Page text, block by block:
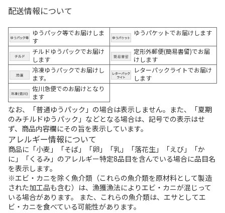
配送情報について
ゆうパック等でお届けしま
す
ゆうパケットでお届けします
チルドゆうパックでお届け
します
定形外郵便(簡易書留)でお届
けします
冷凍ゆうパックでお届けし
ます。
レターパックライトでお届け
します
佐川急便でのお届けとなり
ます
なお、「普通ゆうパック」の場合は表示しません。また、「夏期
のみチルドゆうパック」などとなる場合は、記号での表示はせ
ず、商品内容欄にその旨を表示しています。
アレルギー情報について
商品に「小麦」「そば」「卵」「乳」「落花生」「えび」「か
に」「くるみ」のアレルギー特定8品目を含んでいる場合に品目名
を表示します。
※エビ・カニを除く魚介類（これらの魚介類を原材料として製造
された加工品も含む）は、漁獲漁法によりエビ・カニが混じって
いる場合があります。 また、これらの魚介類は、エサとしてエ
ビ・カニを食べている可能性があります。